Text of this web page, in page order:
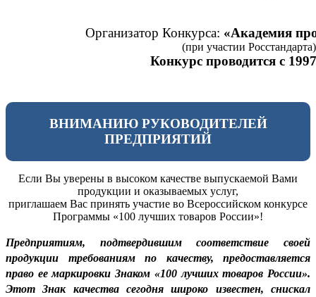
Организатор Конкурса: «Академия
(при участии Росстандарта)
Конкурс проводится с
ВНИМАНИЮ РУКОВОДИТЕЛЕЙ
ПРЕДПРИЯТИЙ
Если Вы уверены в высоком качестве выпускаемой Вами
продукции и оказываемых услуг,
приглашаем Вас принять участие во Всероссийском конкурсе
Программы «100 лучших товаров России»!
Предприятиям, подтвердившим соответствие своей
продукции требованиям по качеству, предоставляется
право ее маркировки Знаком «100 лучших товаров России».
Этот Знак качества сегодня широко известен, снискал